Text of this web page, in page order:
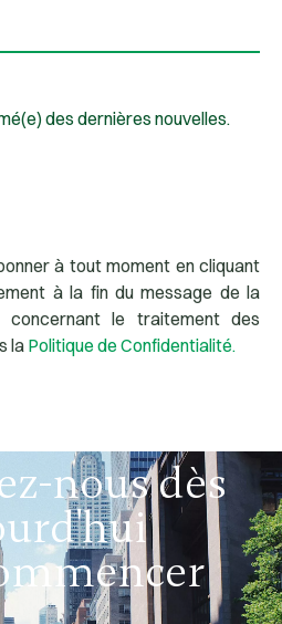
des dernières nouvelles.
à tout moment en cliquant
à la fin du message de la
concernant le traitement des
la Politique de Confidentialité.
nous dès